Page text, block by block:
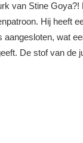
van Stine Goya?!
Hij heeft
aangesloten, wat
De stof van de